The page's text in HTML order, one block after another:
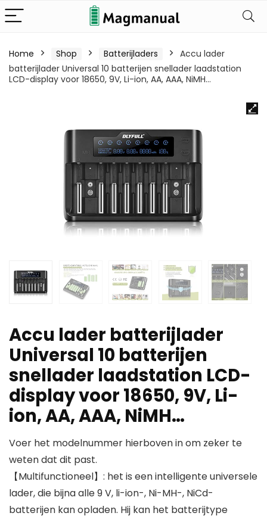
Home Shop Batterijladers
Accu lader
batterijlader Universal 10 batterijen snellader laadstation
LCD-display voor 18650, 9V, Li-ion, AA, AAA, NiMH…
Accu lader batterijlader
Universal 10 batterijen
snellader laadstation LCD-
display voor 18650, 9V, Li-
ion, AA, AAA, NiMH…
Voer het modelnummer hierboven in om zeker te
weten dat dit past.
【Multifunctioneel】: het is een intelligente universele
lader, die bijna alle 9 V, li-ion-, Ni-MH-, NiCd-
batterijen kan opladen. Hij kan het batterijtype